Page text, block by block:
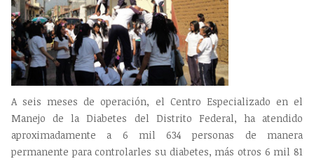
A seis meses de operación, el Centro Especializado en el
Manejo de la Diabetes del Distrito Federal, ha atendido
aproximadamente a 6 mil 634 personas de manera
permanente para controlarles su diabetes, más otros 6 mil 81